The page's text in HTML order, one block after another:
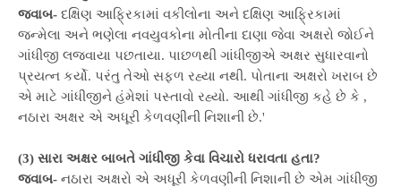
જવાબ- દક્ષિણ આફ્રિકામાં વકીલોના અને દક્ષિણ આફ્રિકામાં
જન્મેલા અને ભણેલા નવયુવકોના મોતીના દાણા જેવા અક્ષરો જોઈને
ગાંધીજી લજવાયા પછતાયા. પાછળથી ગાંધીજીએ અક્ષર સુધારવાનો
પ્રયત્ન કર્યો. પરંતુ તેઓ સફળ રહ્યા નથી. પોતાના અક્ષરો ખરાબ છે
એ માટે ગાંધીજીને હંમેશાં પસ્તાવો રહ્યો. આથી ગાંધીજી કહે છે કે ,
નઠારા અક્ષર એ અધૂરી કેળવણીની નિશાની છે.'
(3) સારા અક્ષર બાબતે ગાંધીજી કેવા વિચારો ધરાવતા હતા?
જવાબ- નઠારા અક્ષરો એ અધૂરી કેળવણીની નિશાની છે એમ ગાંધીજી